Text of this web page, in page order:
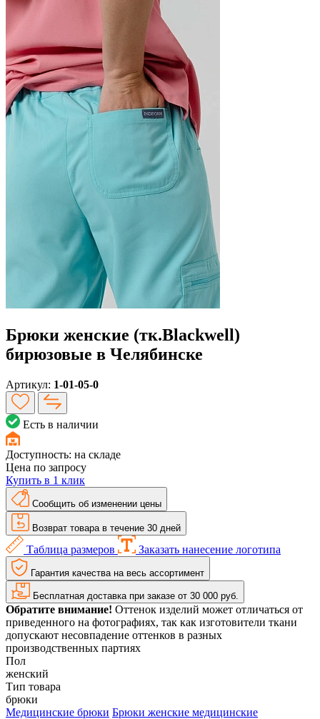
Брюки женские (тк.Blackwell)
бирюзовые в Челябинске
Артикул: 1-01-05-0
Есть в наличии
Доступность: на складе
Цена по запросу
Купить в 1 клик
Сообщить об изменении цены
Возврат товара в течение 30 дней
Таблица размеров Заказать нанесение логотипа
Гарантия качества на весь ассортимент
Бесплатная доставка при заказе от 30 000 руб.
Обратите внимание! Оттенок изделий может отличаться от
приведенного на фотографиях, так как изготовители ткани
допускают несовпадение оттенков в разных
производственных партиях
Пол
женский
Тип товара
брюки
Медицинские брюки Брюки женские медицинские